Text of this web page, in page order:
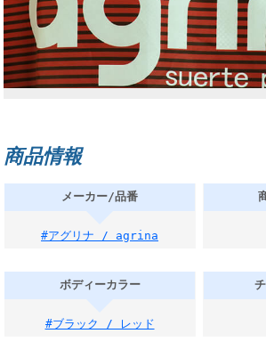
商品情報
メーカー/品番
#アグリナ / agrina
ボディーカラー
#ブラック / レッド